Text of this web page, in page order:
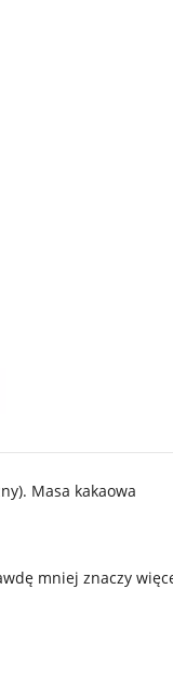
Masa kakaowa
mniej znaczy